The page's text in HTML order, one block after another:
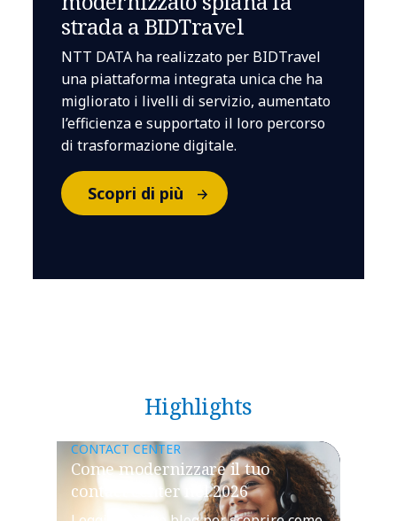
strada a BIDTravel
NTT DATA ha realizzato per BIDTravel
una piattaforma integrata unica che ha
migliorato i livelli di servizio, aumentato
l’efficienza e supportato il loro percorso
di trasformazione digitale.
Scopri di più
Highlights
CONTACT CENTER
Come modernizzare il tuo
contact center nel 2026